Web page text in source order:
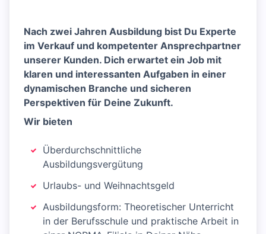
Nach zwei Jahren Ausbildung bist Du Experte
im Verkauf und kompetenter Ansprechpartner
unserer Kunden. Dich erwartet ein Job mit
klaren und interessanten Aufgaben in einer
dynamischen Branche und sicheren
Perspektiven für Deine Zukunft.
Wir bieten
Überdurchschnittliche
Ausbildungsvergütung
Urlaubs- und Weihnachtsgeld
Ausbildungsform: Theoretischer Unterricht
in der Berufsschule und praktische Arbeit in